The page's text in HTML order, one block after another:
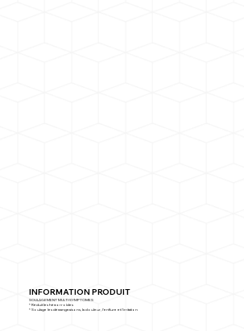
INFORMATION PRODUIT
SOULAGEMENT MULTI-SYMPTOMES
* Réduit les hémorroïdes
* Soulage les démangeaisons, la douleur, l'enflure et l'irritation